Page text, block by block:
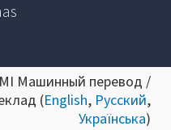
Машинный перевод /
(English, Русский,
Українська)